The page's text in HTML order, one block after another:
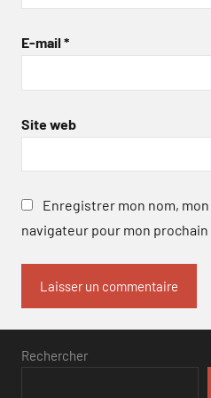
E-mail *
Site web
Enregistrer mon nom,
navigateur pour mon prochain
Rechercher